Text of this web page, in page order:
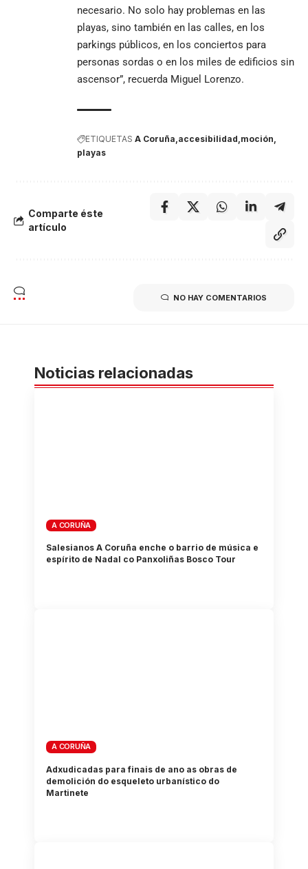
necesario. No solo hay problemas en las
playas, sino también en las calles, en los
parkings públicos, en los conciertos para
personas sordas o en los miles de edificios sin
ascensor”, recuerda Miguel Lorenzo.
ETIQUETAS A Coruña accesibilidad moción
playas
Comparte éste
artículo
NO HAY COMENTARIOS
Noticias relacionadas
A CORUÑA
Salesianos A Coruña enche o barrio de música e
espírito de Nadal co Panxoliñas Bosco Tour
A CORUÑA
Adxudicadas para finais de ano as obras de
demolición do esqueleto urbanístico do
Martinete